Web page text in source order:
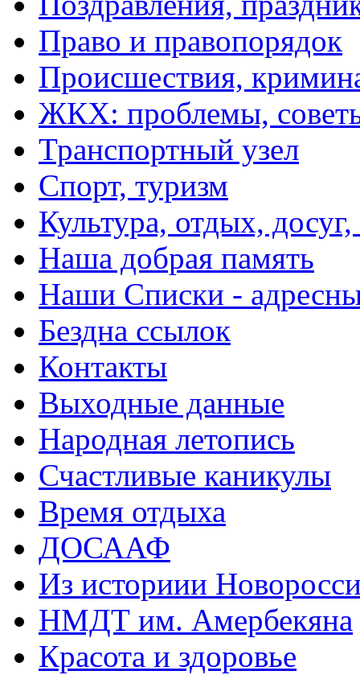
Право и правопорядок
Происшествия,
ЖКХ: проблемы,
Транспортный узел
Спорт, туризм
Культура, отдых,
Наша добрая память
Наши Списки -
Бездна ссылок
Контакты
Выходные данные
Народная летопись
Счастливые каникулы
Время отдыха
ДОСААФ
Из историии
НМДТ им. Амербекяна
Красота и здоровье